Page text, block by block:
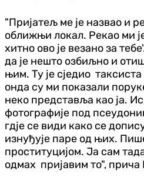
"Пријатељ ме је назвао и
оближњи локал. Рекао ми
хитно ово је везано за
да је нешто озбиљно и
њим. Ту је сједио
онда су ми показали
неко представља као ја.
фотографије под
гдје се види како се
изнуђује паре од њих.
проституцијом. Ја сам
одмах пријавим то",